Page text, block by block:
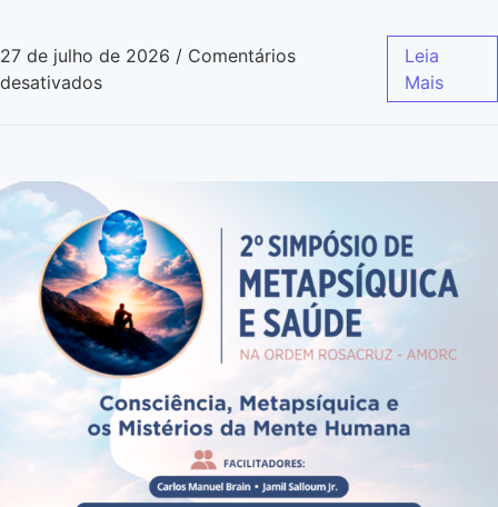
27 de julho de 2026 / Comentários
desativados
Leia
Mais